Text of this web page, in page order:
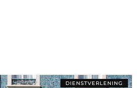
DIENSTVERLENING